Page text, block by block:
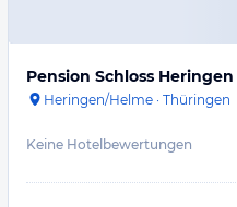
Pension Schloss Heringen
Heringen/Helme · Thüringen
Keine Hotelbewertungen